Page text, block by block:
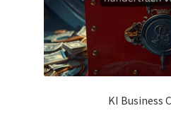
KI Business